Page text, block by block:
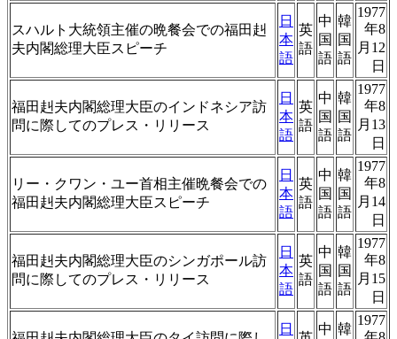
スハルト大統領主催の晩餐会での福田赳
夫内閣総理大臣スピーチ
日
本
語
英
語
中
国
語
韓
国
語
1977
年8
月12
日
福田赳夫内閣総理大臣のインドネシア訪
問に際してのプレス・リリース
日
本
語
英
語
中
国
語
韓
国
語
1977
年8
月13
日
リー・クワン・ユー首相主催晩餐会での
福田赳夫内閣総理大臣スピーチ
日
本
語
英
語
中
国
語
韓
国
語
1977
年8
月14
日
福田赳夫内閣総理大臣のシンガポール訪
問に際してのプレス・リリース
日
本
語
英
語
中
国
語
韓
国
語
1977
年8
月15
日
日
中 韓
1977